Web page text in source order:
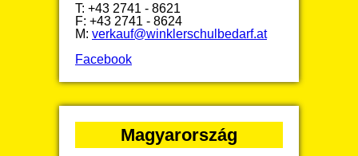
T: +43 2741 - 8621
F: +43 2741 - 8624
M: verkauf@winklerschulbedarf.at
Facebook
Magyarország